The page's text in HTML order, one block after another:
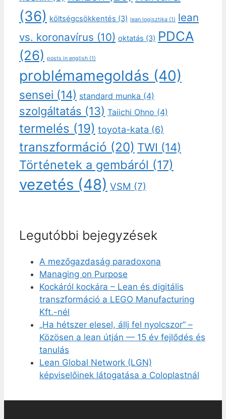
(36) költségcsökkentés (3) lean logisztika (1) lean
vs. koronavírus (10) oktatás (3) PDCA
(26) posts in english (1)
problémamegoldás (40)
sensei (14) standard munka (4)
szolgáltatás (13) Taiichi Ohno (4)
termelés (19) toyota-kata (6)
transzformáció (20) TWI (14)
Történetek a gembáról (17)
vezetés (48) VSM (7)
Legutóbbi bejegyzések
A mezőgazdaság paradoxona
Managing on Purpose
Kockáról kockára – Lean és digitális
transzformáció a LEGO Manufacturing
Kft.-nél
„Ha hétszer elesel, állj fel nyolcszor” –
Közösen a lean útján — 15 év fejlődés és
tanulás
Lean Global Network (LGN)
képviselőinek látogatása a Coloplastnál